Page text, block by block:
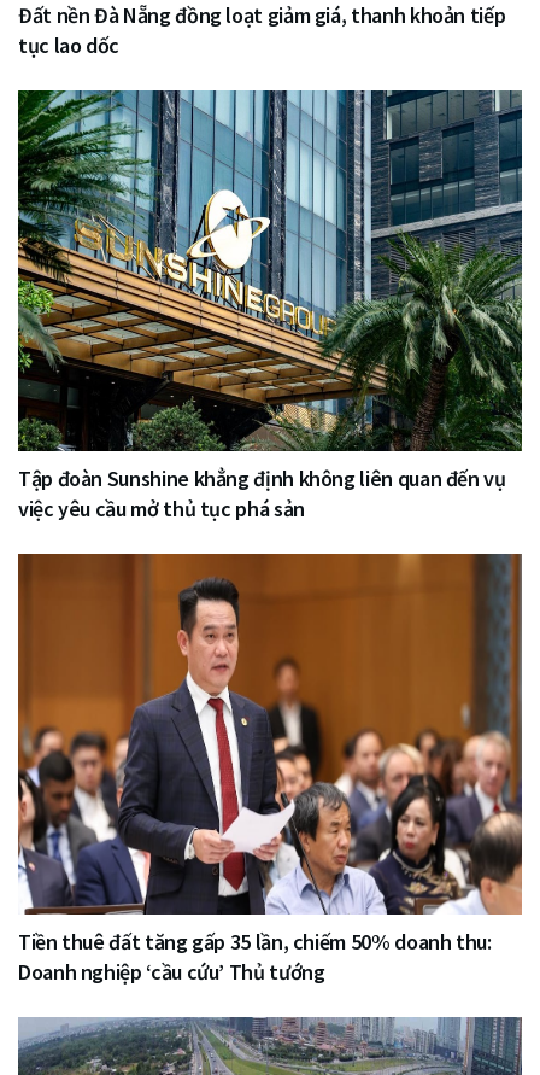
Đất nền Đà Nẵng đồng loạt giảm giá, thanh khoản tiếp
tục lao dốc
Tập đoàn Sunshine khẳng định không liên quan đến vụ
việc yêu cầu mở thủ tục phá sản
Tiền thuê đất tăng gấp 35 lần, chiếm 50% doanh thu:
Doanh nghiệp ‘cầu cứu’ Thủ tướng